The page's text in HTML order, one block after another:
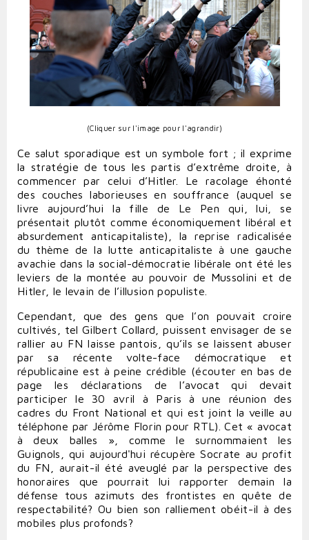
(Cliquer sur l'image pour l'agrandir)
Ce salut sporadique est un symbole fort ; il exprime
la stratégie de tous les partis d’extrême droite, à
commencer par celui d’Hitler. Le racolage éhonté
des couches laborieuses en souffrance (auquel se
livre aujourd’hui la fille de Le Pen qui, lui, se
présentait plutôt comme économiquement libéral et
absurdement anticapitaliste), la reprise radicalisée
du thème de la lutte anticapitaliste à une gauche
avachie dans la social-démocratie libérale ont été les
leviers de la montée au pouvoir de Mussolini et de
Hitler, le levain de l’illusion populiste.
Cependant, que des gens que l’on pouvait croire
cultivés, tel Gilbert Collard, puissent envisager de se
rallier au FN laisse pantois, qu’ils se laissent abuser
par sa récente volte-face démocratique et
républicaine est à peine crédible (écouter en bas de
page les déclarations de l’avocat qui devait
participer le 30 avril à Paris à une réunion des
cadres du Front National et qui est joint la veille au
téléphone par Jérôme Florin pour RTL). Cet « avocat
à deux balles », comme le surnommaient les
Guignols, qui aujourd'hui récupère Socrate au profit
du FN, aurait-il été aveuglé par la perspective des
honoraires que pourrait lui rapporter demain la
défense tous azimuts des frontistes en quête de
respectabilité? Ou bien son ralliement obéit-il à des
mobiles plus profonds?